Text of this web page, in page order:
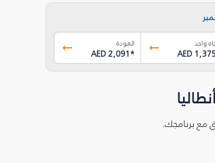
واحد
AED
العودة
AED 2,091*
مع برنامجك.